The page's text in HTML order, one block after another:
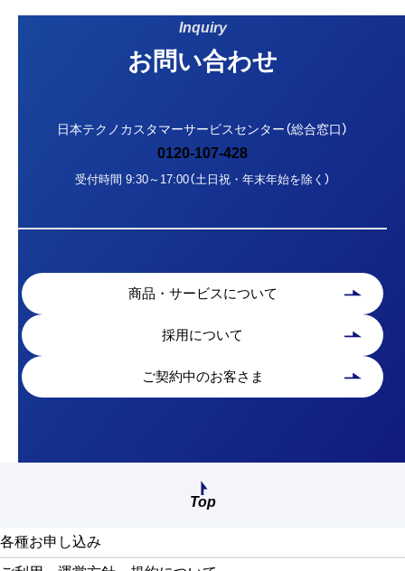
お問い合わせ
日本テクノカスタマーサービスセンター（総合窓口）
採用について
Top